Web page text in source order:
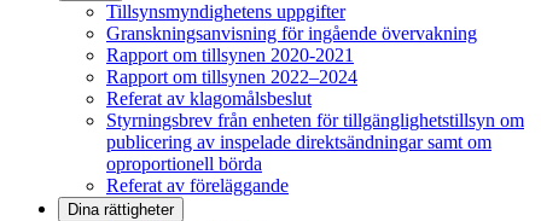
Tillsynsmyndighetens uppgifter
Granskningsanvisning för ingående övervakning
Rapport om tillsynen 2020-2021
Rapport om tillsynen 2022–2024
Referat av klagomålsbeslut
Styrningsbrev från enheten för tillgänglighetstillsyn om
publicering av inspelade direktsändningar samt om
oproportionell börda
Referat av föreläggande
Dina rättigheter